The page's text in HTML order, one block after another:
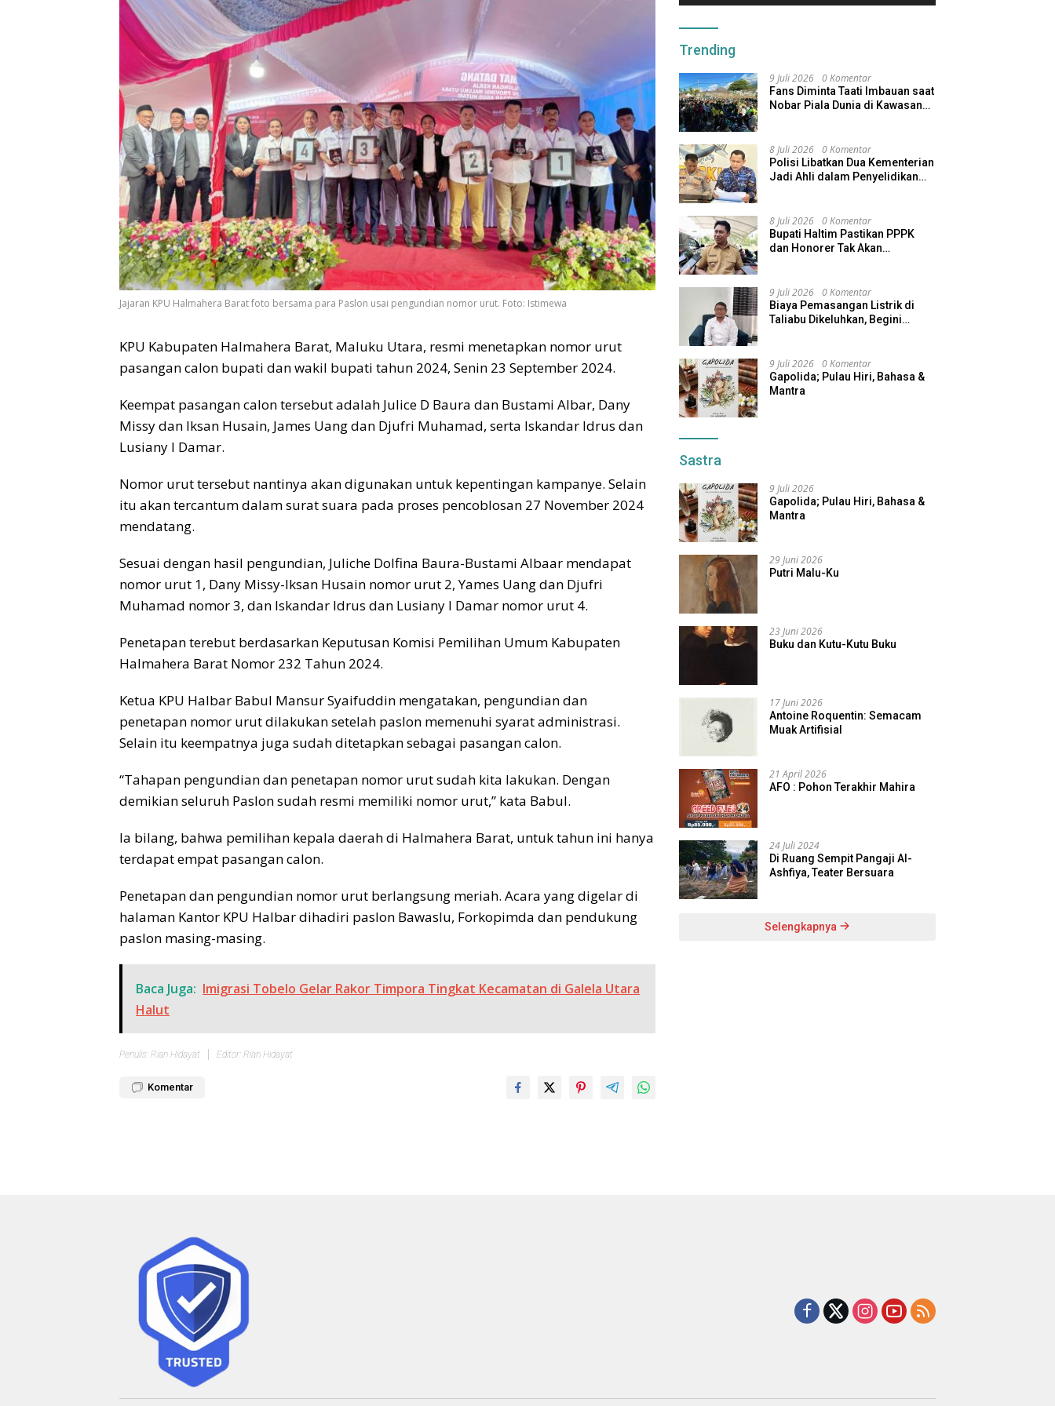
Jajaran KPU Halmahera Barat foto bersama para Paslon usai pengundian nomor urut. Foto: Istimewa
KPU Kabupaten Halmahera Barat, Maluku Utara, resmi menetapkan nomor urut
pasangan calon bupati dan wakil bupati tahun 2024, Senin 23 September 2024.
Keempat pasangan calon tersebut adalah Julice D Baura dan Bustami Albar, Dany
Missy dan Iksan Husain, James Uang dan Djufri Muhamad, serta Iskandar Idrus dan
Lusiany I Damar.
Nomor urut tersebut nantinya akan digunakan untuk kepentingan kampanye. Selain
itu akan tercantum dalam surat suara pada proses pencoblosan 27 November 2024
mendatang.
Sesuai dengan hasil pengundian, Juliche Dolfina Baura-Bustami Albaar mendapat
nomor urut 1, Dany Missy-Iksan Husain nomor urut 2, Yames Uang dan Djufri
Muhamad nomor 3, dan Iskandar Idrus dan Lusiany I Damar nomor urut 4.
Penetapan terebut berdasarkan Keputusan Komisi Pemilihan Umum Kabupaten
Halmahera Barat Nomor 232 Tahun 2024.
Ketua KPU Halbar Babul Mansur Syaifuddin mengatakan, pengundian dan
penetapan nomor urut dilakukan setelah paslon memenuhi syarat administrasi.
Selain itu keempatnya juga sudah ditetapkan sebagai pasangan calon.
“Tahapan pengundian dan penetapan nomor urut sudah kita lakukan. Dengan
demikian seluruh Paslon sudah resmi memiliki nomor urut,” kata Babul.
Ia bilang, bahwa pemilihan kepala daerah di Halmahera Barat, untuk tahun ini hanya
terdapat empat pasangan calon.
Penetapan dan pengundian nomor urut berlangsung meriah. Acara yang digelar di
halaman Kantor KPU Halbar dihadiri paslon Bawaslu, Forkopimda dan pendukung
paslon masing-masing.
Baca Juga: Imigrasi Tobelo Gelar Rakor Timpora Tingkat Kecamatan di Galela Utara
Halut
Penulis: Rian Hidayat Editor: Rian Hidayat
Komentar
Trending
9 Juli 2026 0 Komentar
Fans Diminta Taati Imbauan saat
Nobar Piala Dunia di Kawasan
8 Juli 2026 0 Komentar
Polisi Libatkan Dua Kementerian
Jadi Ahli dalam Penyelidikan
8 Juli 2026 0 Komentar
Bupati Haltim Pastikan PPPK
dan Honorer Tak Akan
9 Juli 2026 0 Komentar
Biaya Pemasangan Listrik di
Taliabu Dikeluhkan, Begini
9 Juli 2026 0 Komentar
Gapolida; Pulau Hiri, Bahasa &
Mantra
Sastra
9 Juli 2026
Gapolida; Pulau Hiri, Bahasa &
Mantra
29 Juni 2026
Putri Malu-Ku
23 Juni 2026
Buku dan Kutu-Kutu Buku
17 Juni 2026
Antoine Roquentin: Semacam
Muak Artifisial
21 April 2026
AFO : Pohon Terakhir Mahira
24 Juli 2024
Di Ruang Sempit Pangaji Al-
Ashfiya, Teater Bersuara
Selengkapnya